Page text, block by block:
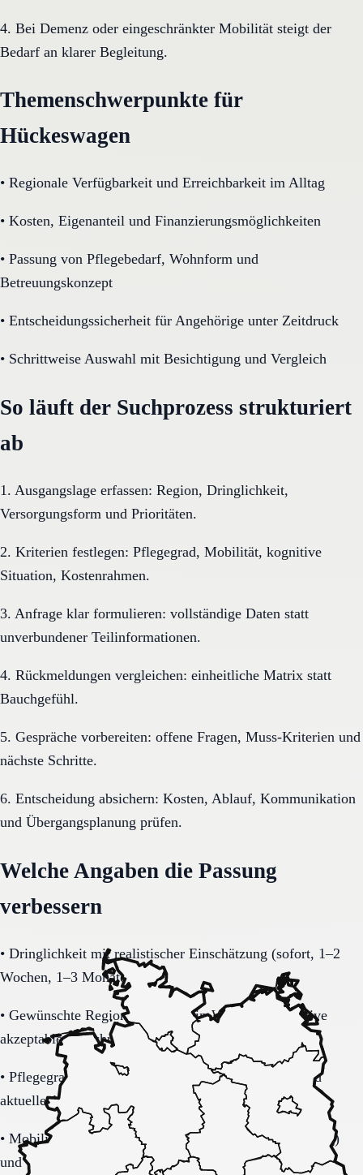
4. Bei Demenz oder eingeschränkter Mobilität steigt der
Bedarf an klarer Begleitung.
Themenschwerpunkte für
Hückeswagen
• Regionale Verfügbarkeit und Erreichbarkeit im Alltag
• Kosten, Eigenanteil und Finanzierungsmöglichkeiten
• Passung von Pflegebedarf, Wohnform und
Betreuungskonzept
• Entscheidungssicherheit für Angehörige unter Zeitdruck
• Schrittweise Auswahl mit Besichtigung und Vergleich
So läuft der Suchprozess strukturiert
ab
1. Ausgangslage erfassen: Region, Dringlichkeit,
Versorgungsform und Prioritäten.
2. Kriterien festlegen: Pflegegrad, Mobilität, kognitive
Situation, Kostenrahmen.
3. Anfrage klar formulieren: vollständige Daten statt
unverbundener Teilinformationen.
4. Rückmeldungen vergleichen: einheitliche Matrix statt
Bauchgefühl.
5. Gespräche vorbereiten: offene Fragen, Muss-Kriterien und
nächste Schritte.
6. Entscheidung absichern: Kosten, Ablauf, Kommunikation
und Übergangsplanung prüfen.
Welche Angaben die Passung
verbessern
• Dringlichkeit mit realistischer Einschätzung (sofort, 1–2
Wochen, 1–3 Monate).
• Gewünschte Region in Nordrhein-Westfalen inklusive
akzeptablem Suchradius.
• Pflegegrad-Status (vorhanden, beantragt, unklar) und
aktuelle Alltagsbelastung.
• Mobilität (selbstständig, Rollator, Rollstuhl, bettlägerig)
und Transferbedarf.